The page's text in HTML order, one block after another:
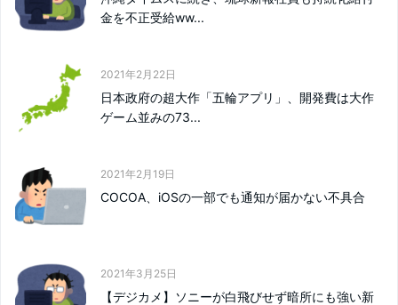
金を不正受給ww...
2021年2月22日
日本政府の超大作「五輪アプリ」、開発費は大作
ゲーム並みの73...
2021年2月19日
COCOA、iOSの一部でも通知が届かない不具合
2021年3月25日
【デジカメ】ソニーが白飛びせず暗所にも強い新